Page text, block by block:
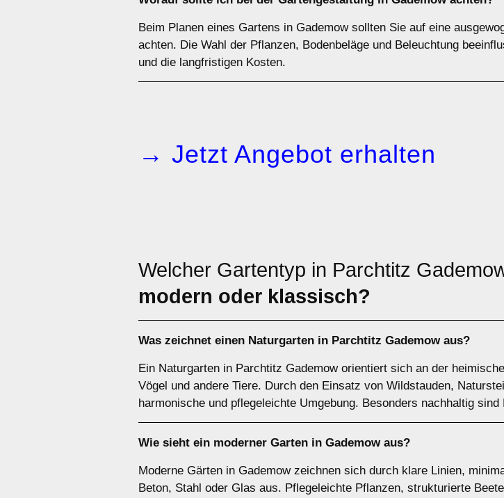
Beim Planen eines Gartens in Gademow sollten Sie auf eine
achten. Die Wahl der Pflanzen, Bodenbeläge und Beleuchtung
und die langfristigen Kosten.
→ Jetzt Angebot erhalten
Welcher Gartentyp in Parchtitz
modern oder klassisch?
Was zeichnet einen Naturgarten in Parchtitz Gademow aus?
Ein Naturgarten in Parchtitz Gademow orientiert sich an der
Vögel und andere Tiere. Durch den Einsatz von Wildstauden,
harmonische und pflegeleichte Umgebung. Besonders nachhaltig
Wie sieht ein moderner Garten in Gademow aus?
Moderne Gärten in Gademow zeichnen sich durch klare Linien,
Beton, Stahl oder Glas aus. Pflegeleichte Pflanzen, strukturierte